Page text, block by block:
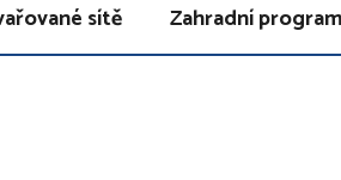
sítě Zahradní program